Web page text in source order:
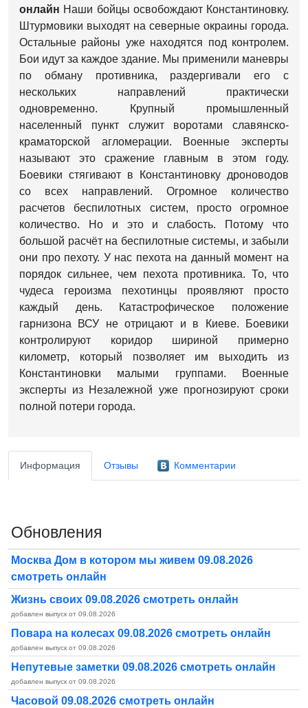
онлайн Наши бойцы освобождают Константиновку.
Штурмовики выходят на северные окраины города.
Остальные районы уже находятся под контролем.
Бои идут за каждое здание. Мы применили маневры
по обману противника, раздергивали его с
нескольких направлений практически
одновременно. Крупный промышленный
населенный пункт служит воротами славянско-
краматорской агломерации. Военные эксперты
называют это сражение главным в этом году.
Боевики стягивают в Константиновку дроноводов
со всех направлений. Огромное количество
расчетов беспилотных систем, просто огромное
количество. Но и это и слабость. Потому что
большой расчёт на беспилотные системы, и забыли
они про пехоту. У нас пехота на данный момент на
порядок сильнее, чем пехота противника. То, что
чудеса героизма пехотинцы проявляют просто
каждый день. Катастрофическое положение
гарнизона ВСУ не отрицают и в Киеве. Боевики
контролируют коридор шириной примерно
километр, который позволяет им выходить из
Константиновки малыми группами. Военные
эксперты из Незалежной уже прогнозируют сроки
полной потери города.
Информация Отзывы Комментарии
Обновления
Москва Дом в котором мы живем 09.08.2026
смотреть онлайн
Жизнь своих 09.08.2026 смотреть онлайн
добавлен выпуск от 09.08.2026
Повара на колесах 09.08.2026 смотреть онлайн
добавлен выпуск от 09.08.2026
Непутевые заметки 09.08.2026 смотреть онлайн
добавлен выпуск от 09.08.2026
Часовой 09.08.2026 смотреть онлайн